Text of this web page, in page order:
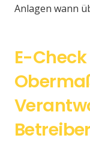
Anlagen wann
E-